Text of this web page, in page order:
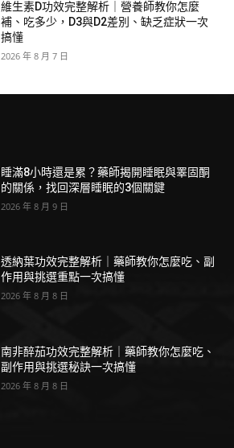
維生素D功效完整解析｜營養師教你怎麼
補、吃多少，D3與D2差別、缺乏症狀一次
搞懂
2026 年 8 月 7 日
睡滿8小時還是累？藥師揭開睡眠與睪固酮
的關係，找回深層睡眠的3個關鍵
2026 年 8 月 9 日
透納葉功效完整解析｜藥師教你怎麼吃、副
作用與挑選重點一次搞懂
2026 年 8 月 8 日
南非醉茄功效完整解析｜藥師教你怎麼吃、
副作用與挑選秘訣一次搞懂
2026 年 8 月 8 日